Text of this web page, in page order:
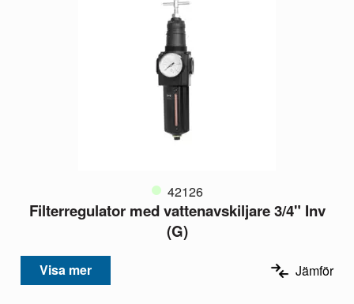
42126
Filterregulator med vattenavskiljare 3/4" Inv
(G)
Visa mer Jämför